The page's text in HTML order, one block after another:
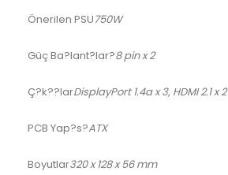
Önerilen PSU750W
Güç Ba?lant?lar?8 pin x 2
Ç?k??larDisplayPort 1.4a x 3, HDMI 2.1 x 2
PCB Yap?s?ATX
Boyutlar320 x 128 x 56 mm